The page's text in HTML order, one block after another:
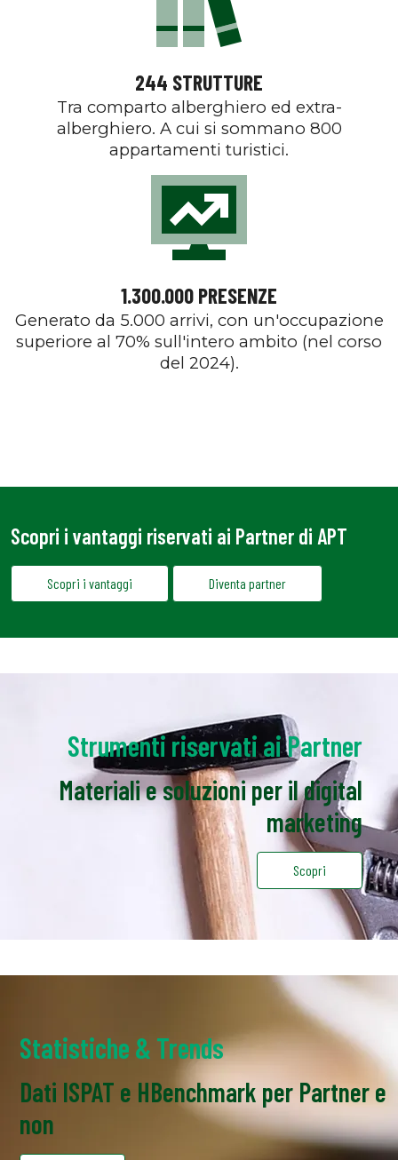
244 STRUTTURE
Tra comparto alberghiero ed extra-
alberghiero. A cui si sommano 800
appartamenti turistici.
1.300.000 PRESENZE
Generato da 5.000 arrivi, con un'occupazione
superiore al 70% sull'intero ambito (nel corso
del 2024).
Scopri i vantaggi riservati ai Partner di APT
Scopri i vantaggi Diventa partner
Strumenti riservati ai Partner
Materiali e soluzioni per il digital
marketing
Scopri
Statistiche & Trends
Dati ISPAT e HBenchmark per Partner e
non